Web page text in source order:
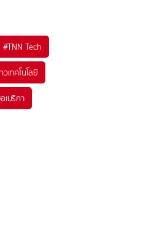
#TNN Tech
วเทคโนโลยี
เมริกา